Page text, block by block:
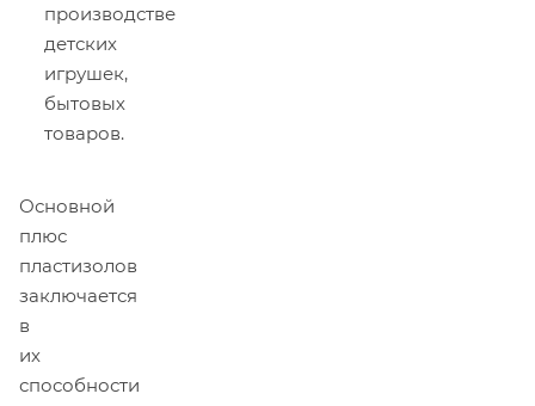
производстве
детских
игрушек,
бытовых
товаров.
Основной
плюс
пластизолов
заключается
в
их
способности